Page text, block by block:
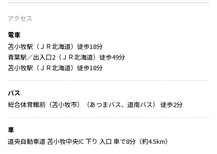
アクセス
電車
苫小牧駅（ＪＲ北海道）徒歩18分
青葉駅／出入口2（ＪＲ北海道）徒歩49分
苫小牧駅（ＪＲ北海道）徒歩18分
バス
総合体育館前（苫小牧市）（あつまバス、道南バス） 徒歩2分
車
道央自動車道 苫小牧中央IC 下り 入口 車で8分（約4.5km）